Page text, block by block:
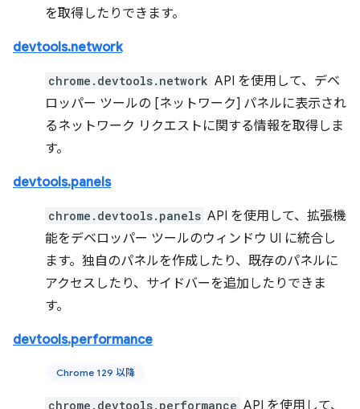
を取得したりできます。
devtools.network
chrome.devtools.network API を使用して、デベ
ロッパー ツールの [ネットワーク] パネルに表示され
るネットワーク リクエストに関する情報を取得しま
す。
devtools.panels
chrome.devtools.panels API を使用して、拡張機
能をデベロッパー ツールのウィンドウ UI に統合し
ます。独自のパネルを作成したり、既存のパネルに
アクセスしたり、サイドバーを追加したりできま
す。
devtools.performance
Chrome 129 以降
chrome.devtools.performance API を使用して、